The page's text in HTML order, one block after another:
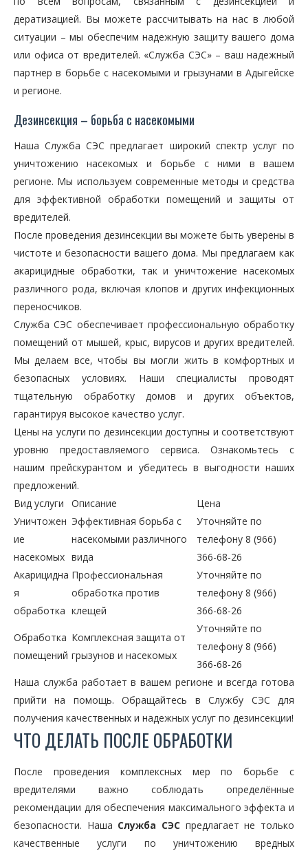
дератизацией. Вы можете рассчитывать на нас в любой
ситуации – мы обеспечим надежную защиту вашего дома
или офиса от вредителей. «Служба СЭС» – ваш надежный
партнер в борьбе с насекомыми и грызунами в Адыгейске
и регионе.
Дезинсекция – борьба с насекомыми
Наша Служба СЭС предлагает широкий спектр услуг по
уничтожению насекомых и борьбе с ними в вашем
регионе. Мы используем современные методы и средства
для эффективной обработки помещений и защиты от
вредителей.
После проведения дезинсекции вы можете быть уверены в
чистоте и безопасности вашего дома. Мы предлагаем как
акарицидные обработки, так и уничтожение насекомых
различного рода, включая клопов и других инфекционных
переносчиков.
Служба СЭС обеспечивает профессиональную обработку
помещений от мышей, крыс, вирусов и других вредителей.
Мы делаем все, чтобы вы могли жить в комфортных и
безопасных условиях. Наши специалисты проводят
тщательную обработку домов и других объектов,
гарантируя высокое качество услуг.
Цены на услуги по дезинсекции доступны и соответствуют
уровню предоставляемого сервиса. Ознакомьтесь с
нашим прейскурантом и убедитесь в выгодности наших
предложений.
Вид услуги
Описание
Цена
Уничтожен
ие
насекомых
Эффективная борьба с
насекомыми различного
вида
Уточняйте по
телефону 8 (966)
366-68-26
Акарицидна
я
обработка
Профессиональная
обработка против
клещей
Уточняйте по
телефону 8 (966)
366-68-26
Обработка
помещений
Комплексная защита от
грызунов и насекомых
Уточняйте по
телефону 8 (966)
366-68-26
Наша служба работает в вашем регионе и всегда готова
прийти на помощь. Обращайтесь в Службу СЭС для
получения качественных и надежных услуг по дезинсекции!
ЧТО ДЕЛАТЬ ПОСЛЕ ОБРАБОТКИ
После проведения комплексных мер по борьбе с
вредителями важно соблюдать определённые
рекомендации для обеспечения максимального эффекта и
безопасности. Наша Служба СЭС предлагает не только
качественные услуги по уничтожению вредных